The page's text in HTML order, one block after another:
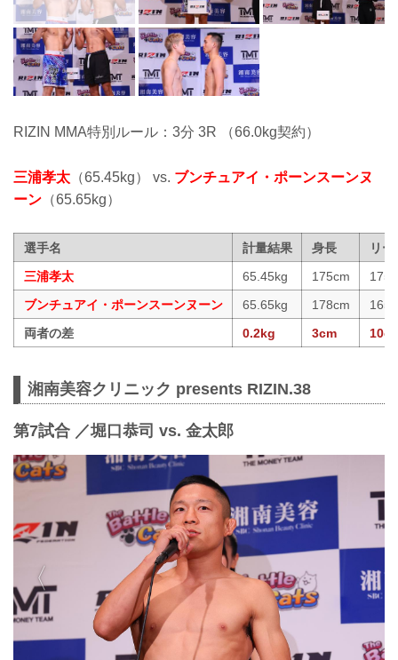
RIZIN MMA特別ルール：3分 3R （66.0kg契約）
三浦孝太 （65.45kg） vs. ブンチュアイ・ポーンスーンヌ
ーン （65.65kg）
選手名 計量結果 身長
リー
三浦孝太
65.45kg 175cm
ブンチュアイ・ポーンスーンヌーン
65.65kg 178cm
両者の差
0.2kg 3cm
湘南美容クリニック presents RIZIN.38
第7試合 ／堀口恭司 vs. 金太郎